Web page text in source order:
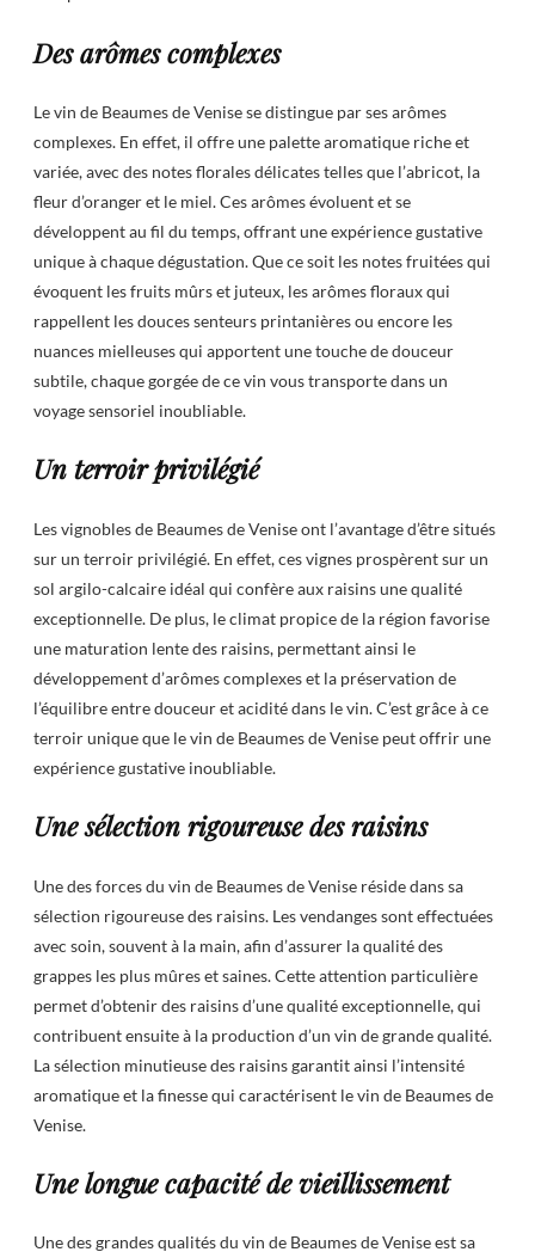
Des arômes complexes
Le vin de Beaumes de Venise se distingue par ses arômes
complexes. En effet, il offre une palette aromatique riche et
variée, avec des notes florales délicates telles que l’abricot, la
fleur d’oranger et le miel. Ces arômes évoluent et se
développent au fil du temps, offrant une expérience gustative
unique à chaque dégustation. Que ce soit les notes fruitées qui
évoquent les fruits mûrs et juteux, les arômes floraux qui
rappellent les douces senteurs printanières ou encore les
nuances mielleuses qui apportent une touche de douceur
subtile, chaque gorgée de ce vin vous transporte dans un
voyage sensoriel inoubliable.
Un terroir privilégié
Les vignobles de Beaumes de Venise ont l’avantage d’être situés
sur un terroir privilégié. En effet, ces vignes prospèrent sur un
sol argilo-calcaire idéal qui confère aux raisins une qualité
exceptionnelle. De plus, le climat propice de la région favorise
une maturation lente des raisins, permettant ainsi le
développement d’arômes complexes et la préservation de
l’équilibre entre douceur et acidité dans le vin. C’est grâce à ce
terroir unique que le vin de Beaumes de Venise peut offrir une
expérience gustative inoubliable.
Une sélection rigoureuse des raisins
Une des forces du vin de Beaumes de Venise réside dans sa
sélection rigoureuse des raisins. Les vendanges sont effectuées
avec soin, souvent à la main, afin d’assurer la qualité des
grappes les plus mûres et saines. Cette attention particulière
permet d’obtenir des raisins d’une qualité exceptionnelle, qui
contribuent ensuite à la production d’un vin de grande qualité.
La sélection minutieuse des raisins garantit ainsi l’intensité
aromatique et la finesse qui caractérisent le vin de Beaumes de
Venise.
Une longue capacité de vieillissement
Une des grandes qualités du vin de Beaumes de Venise est sa